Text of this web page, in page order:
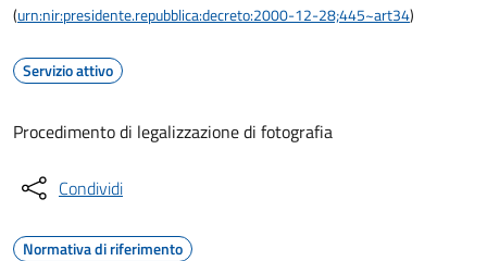
(urn:nir:presidente.repubblica:decreto:2000-12-28;445~art34)
Servizio attivo
Procedimento di legalizzazione di fotografia
Condividi
Normativa di riferimento